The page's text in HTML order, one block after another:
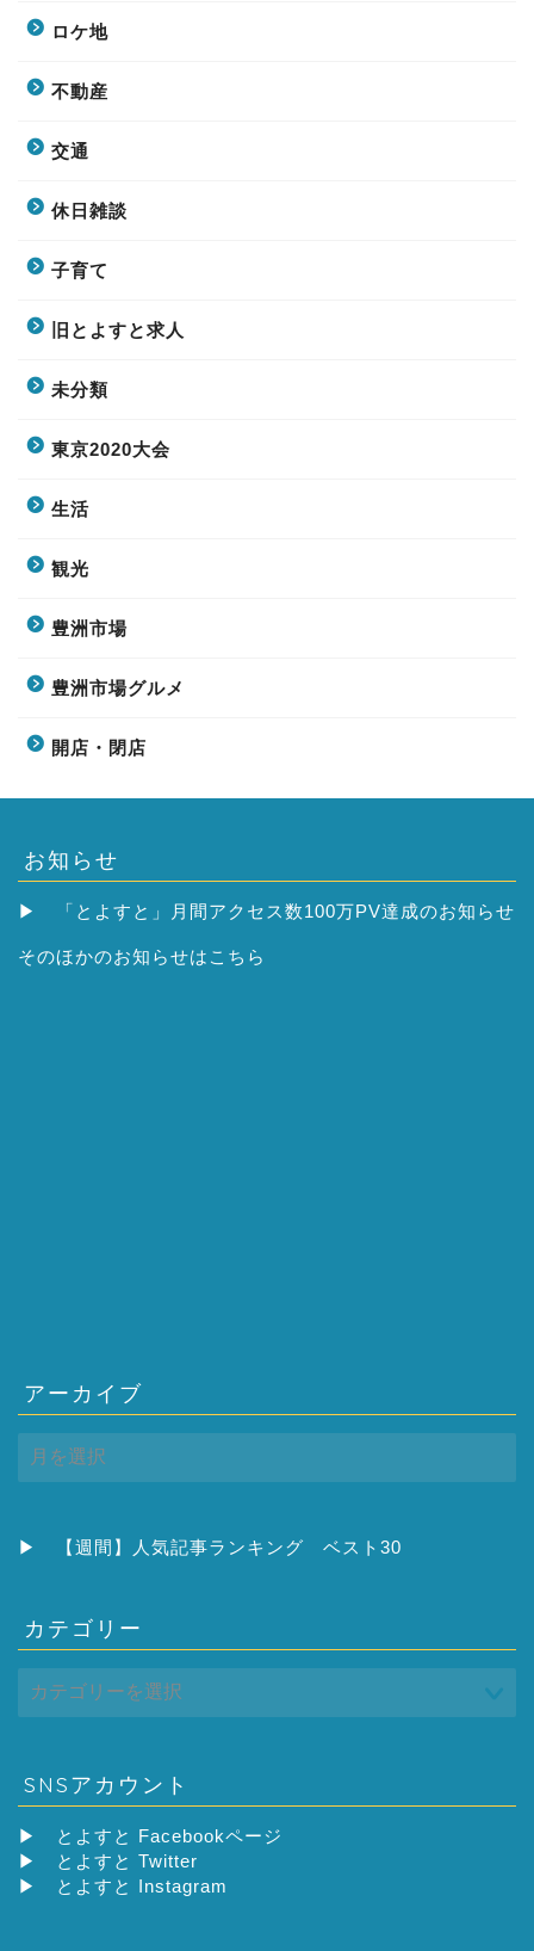
ロケ地
不動産
交通
休日雑談
子育て
旧とよすと求人
未分類
東京2020大会
生活
観光
豊洲市場
豊洲市場グルメ
開店・閉店
お知らせ
▶ 「とよすと」月間アクセス数100万PV達成のお知らせ
そのほかのお知らせはこちら
アーカイブ
ア
ー
ブ
▶ 【週間】人気記事ランキング ベスト30
カテゴリー
SNSアカウント
▶
とよすと Facebookページ
▶
とよすと Twitter
▶
とよすと Instagram